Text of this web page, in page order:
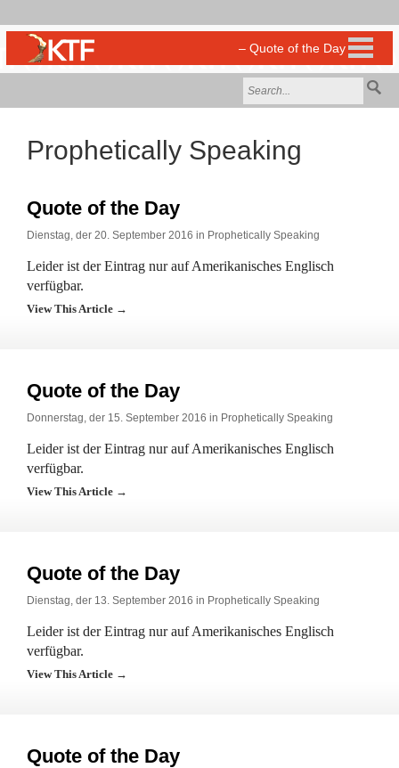
Prophetically Speaking
Quote of the Day
Dienstag, der 20. September 2016 in Prophetically Speaking
Leider ist der Eintrag nur auf Amerikanisches Englisch
verfügbar.
View This Article →
Quote of the Day
Donnerstag, der 15. September 2016 in Prophetically Speaking
Leider ist der Eintrag nur auf Amerikanisches Englisch
verfügbar.
View This Article →
Quote of the Day
Dienstag, der 13. September 2016 in Prophetically Speaking
Leider ist der Eintrag nur auf Amerikanisches Englisch
verfügbar.
View This Article →
Quote of the Day